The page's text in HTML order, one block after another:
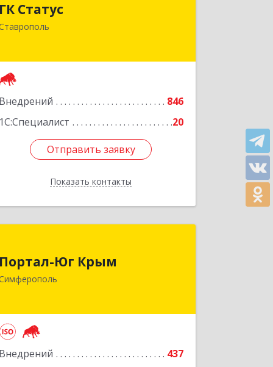
ГК Статус
Внедрений
846
1С:Специалист
20
Отправить заявку
Показать контакты
355002, Ставропольский край,
Ставрополь г, Лермонтова ул, дом №
Отправить заявку
Назад
Портал-Юг Крым
Внедрений
437
295015, Крым Респ, Симферополь г,
Подробнее